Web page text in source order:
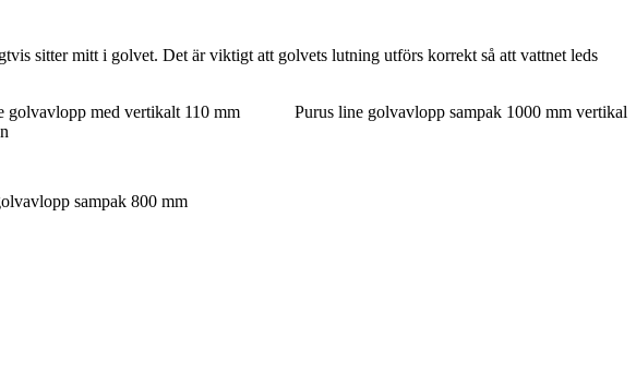
sitter mitt i golvet. Det är viktigt att golvets lutning utförs korrekt så att vattnet leds
golvavlopp med vertikalt 110 mm
Purus line golvavlopp sampak 1000 mm vertikal
sampak 800 mm